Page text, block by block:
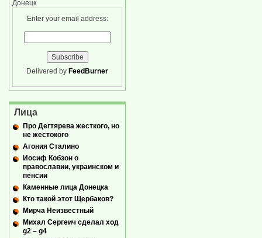
Донецк
Enter your email address:
Delivered by FeedBurner
Лица
Про Дегтярева жесткого, но
не жестокого
Агония Сталино
Иосиф Кобзон о
православии, украинском и
пенсии
Каменные лица Донецка
Кто такой этот Щербаков?
Мирча Неизвестный
Михал Сергеич сделал ход
g2 – g4